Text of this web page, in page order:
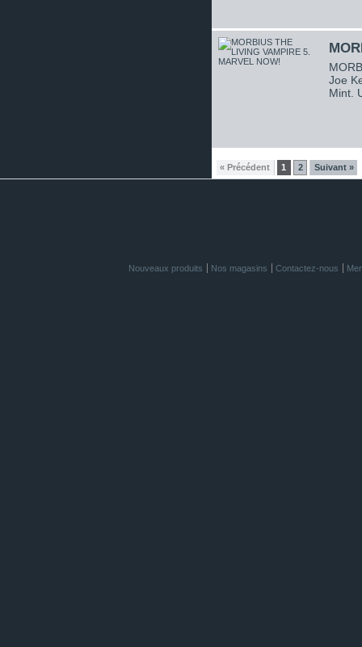
Joe
Mint.
« Précédent 1 2 Suivant »
Nouveaux produits Nos magasins Contactez-nous